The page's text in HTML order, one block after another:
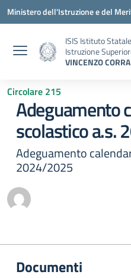
Vai ai contenuti
Vai al menu di navigazione
Vai al footer
Ministero dell'Istruzione e del
ISIS Istituto
Istruzione
VINCENZO
Circolare 215
Adeguamento
scolastico a.s.
Adeguamento
2024/2025
Documenti